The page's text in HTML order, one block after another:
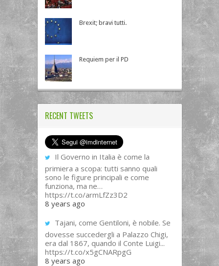
Brexit; bravi tutti.
Requiem per il PD
RECENT TWEETS
Il Governo in Italia è come la
primiera a scopa: tutti sanno quali
sono le figure principali e come
funziona, ma ne…
https://t.co/armLfZz3D2
8 years ago
Tajani, come Gentiloni, è nobile. Se
dovesse succedergli a Palazzo Chigi,
era dal 1867, quando il Conte Luigi...
https://t.co/x5gCNARpgG
8 years ago